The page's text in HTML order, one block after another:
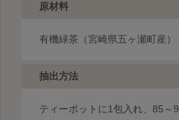
原材料
有機緑茶（宮崎県五ヶ瀬町産）
抽出方法
ティーポットに1包入れ、85